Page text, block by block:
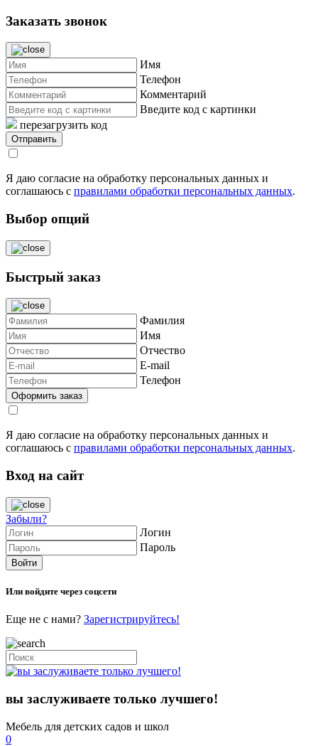
Заказать звонок
Имя
Телефон
Комментарий
Введите код с картинки
перезагрузить код
Я даю согласие на обработку персональных данных и
соглашаюсь с правилами обработки персональных данных.
Выбор опций
Быстрый заказ
Фамилия
Имя
Отчество
E-mail
Телефон
Я даю согласие на обработку персональных данных и
соглашаюсь с правилами обработки персональных данных.
Вход на сайт
Забыли?
Логин
Пароль
Или войдите через соцсети
Еще не с нами? Зарегистрируйтесь!
вы заслуживаете только лучшего!
Мебель для детских садов и школ
0